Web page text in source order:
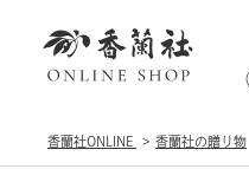
香蘭社ONLINE 香蘭社の贈り物